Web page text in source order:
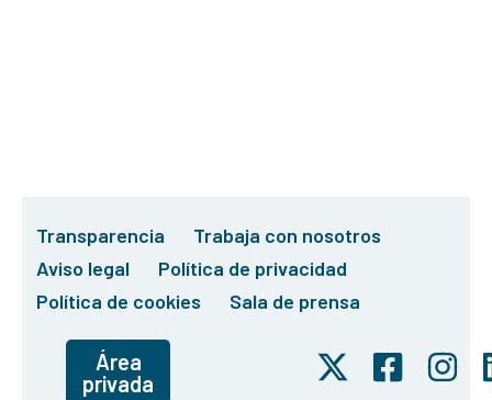
Transparencia
Trabaja con nosotros
Aviso legal
Política de privacidad
Política de cookies
Sala de prensa
Área
privada